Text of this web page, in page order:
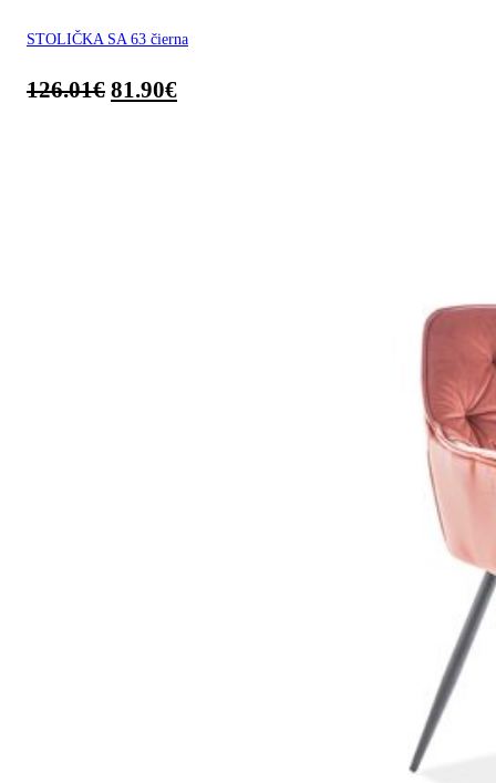
STOLIČKA SA 63 čierna
126.01€ 81.90€